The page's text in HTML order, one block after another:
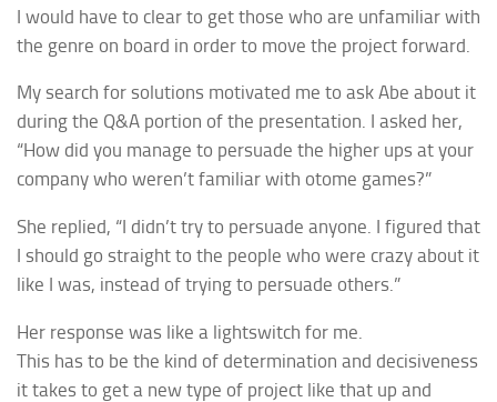
I would have to clear to get those who are unfamiliar with
the genre on board in order to move the project forward.
My search for solutions motivated me to ask Abe about it
during the Q&A portion of the presentation. I asked her,
“How did you manage to persuade the higher ups at your
company who weren’t familiar with otome games?”
She replied, “I didn’t try to persuade anyone. I figured that
I should go straight to the people who were crazy about it
like I was, instead of trying to persuade others.”
Her response was like a lightswitch for me.
This has to be the kind of determination and decisiveness
it takes to get a new type of project like that up and